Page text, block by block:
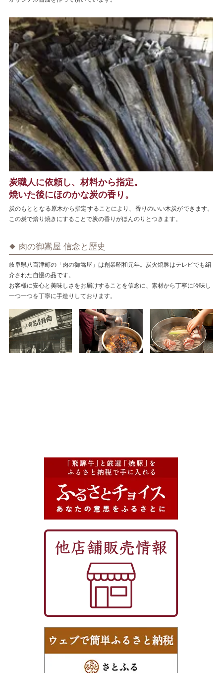
炭職人に依頼し、材料から指定。
焼いた後にほのかな炭の香り。
炭のもととなる原木から指定することにより、香りのいい木炭ができます。
この炭で焙り焼きにすることで炭の香りがほんのりとつきます。
肉の御嵩屋 信念と歴史
岐阜県八百津町の「肉の御嵩屋」は創業昭和元年。炭火焼豚はテレビでも紹
介された自慢の品です。
お客様に安心と美味しさをお届けすることを信念に、素材から丁寧に吟味し
一つ一つを丁寧に手造りしております。